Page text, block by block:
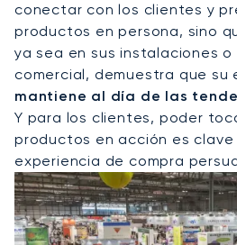
conectar con los clientes y
productos en persona, sino
ya sea en sus instalaciones o
comercial, demuestra que su
mantiene al día de las
Y para los clientes, poder
productos en acción es clave
experiencia de compra